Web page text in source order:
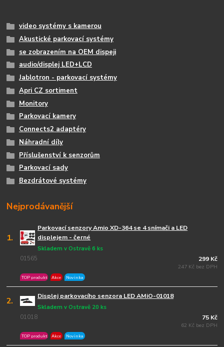
video systémy s kamerou
Akustické parkovací systémy
se zobrazením na OEM dispeji
audio/displej LED+LCD
Jablotron - parkovací systémy
Apri CZ sortiment
Monitory
Parkovací kamery
Connects2 adaptéry
Náhradní díly
Příslušenství k senzorům
Parkovací sady
Bezdrátové systémy
Nejprodávanější
1.
Parkovací senzory Amio XD-364 se 4 snímači a LED
displejem - černé
01565
Skladem v Ostravě 6 ks
TOP produkt Akce Novinka
299 Kč
247 Kč bez DPH
2. Displej parkovacího senzora LED AMiO-01018
01018
Skladem v Ostravě 20 ks
TOP produkt Akce Novinka
75 Kč
62 Kč bez DPH